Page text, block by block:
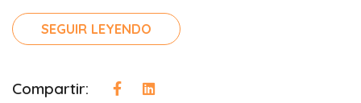
SEGUIR LEYENDO
Compartir: